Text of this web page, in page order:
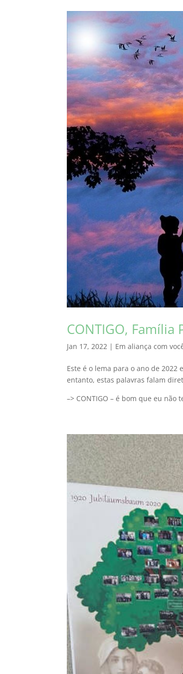
CONTIGO, Família
Jan 17, 2022 | Em aliança com
Este é o lema para o ano de 2022
entanto, estas palavras falam
–> CONTIGO – é bom que eu não